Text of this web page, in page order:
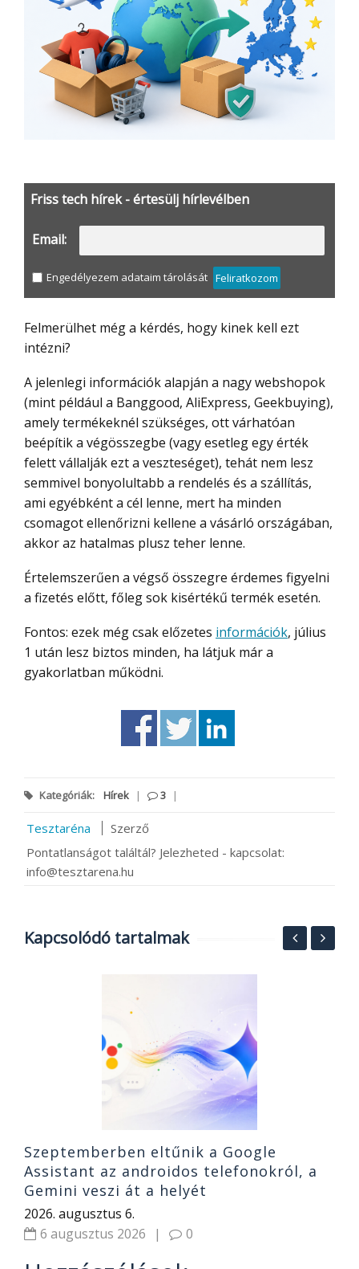
Friss tech hírek - értesülj hírlevélben
Email:
Engedélyezem adataim tárolását Feliratkozom
Felmerülhet még a kérdés, hogy kinek kell ezt
intézni?
A jelenlegi információk alapján a nagy webshopok
(mint például a Banggood, AliExpress, Geekbuying),
amely termékeknél szükséges, ott várhatóan
beépítik a végösszegbe (vagy esetleg egy érték
felett vállalják ezt a veszteséget), tehát nem lesz
semmivel bonyolultabb a rendelés és a szállítás,
ami egyébként a cél lenne, mert ha minden
csomagot ellenőrizni kellene a vásárló országában,
akkor az hatalmas plusz teher lenne.
Értelemszerűen a végső összegre érdemes figyelni
a fizetés előtt, főleg sok kisértékű termék esetén.
Fontos: ezek még csak előzetes információk, július
1 után lesz biztos minden, ha látjuk már a
gyakorlatban működni.
Kategóriák: Hírek | 3 |
Tesztaréna
Szerző
Pontatlanságot találtál? Jelezheted - kapcsolat:
info@tesztarena.hu
Kapcsolódó tartalmak
Szeptemberben eltűnik a Google
Assistant az androidos telefonokról, a
Gemini veszi át a helyét
2026. augusztus 6.
6 augusztus 2026
| 0